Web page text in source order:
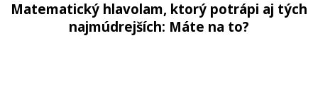
Matematický hlavolam, ktorý potrápi aj tých
najmúdrejších: Máte na to?